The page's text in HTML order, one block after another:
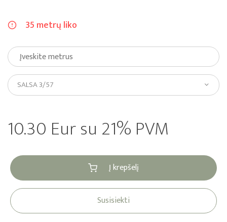
35 metrų liko
SALSA 3/57
10.30 Eur su 21% PVM
Į krepšelį
Susisiekti